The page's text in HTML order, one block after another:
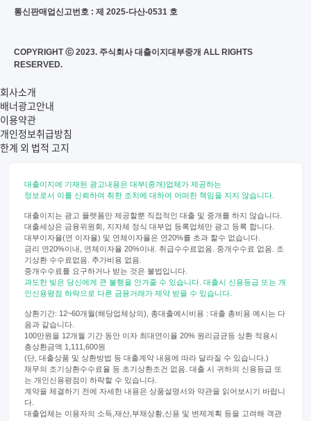
통신판매업신고번호 : 제 2025-다산-0531 호
COPYRIGHT ⓒ 2023. 주식회사 대출이지대부중개 ALL RIGHTS
RESERVED.
회사소개
배너광고안내
이용약관
개인정보취급방침
한계 외 법적 고지
대출이지에 기재된 광고내용은 대부(중개)업체가 제공하는
정보로서 이를 신뢰하여 취한 조치에 대하여 어떠한 책임을 지지 않습니다.
대출이지는 광고 플랫폼만 제공할뿐 직접적인 대출 및 중개를 하지 않습니다.
대출세상은 금융위원회, 지자체 정식 대부업 등록업체만 광고 등록 합니다.
대부이자율(연 이자율) 및 연체이자율은 연20%를 초과 할수 없습니다.
금리 연20%이내, 연체이자율 20%이내. 취급수수료없음. 중개수수료 없음. 조
기상환 수수료없음. 추가비용 없음.
중개수수료를 요구하거나 받는 것은 불법입니다.
과도한 빚은 당신에게 큰 불행을 안겨줄 수 있습니다. 대출시 신용등급 또는 개
인신용평점 하락으로 다른 금융거래가 제약 받을 수 있습니다.
상환기간: 12~60개월(해당업체상의), 총대출예시비용 : 대출 총비용 예시는 다
음과 같습니다.
100만원을 12개월 기간 동안 이자 최대연이율 20% 원리금균등 상환 적용시
총상환금액 1,111,600원
(단, 대출상품 및 상환방법 등 대출계약 내용에 따라 달라질 수 있습니다.)
채무의 조기상환수수료율 등 초기상환조건 없음. 대출 시 귀하의 신용등급 또
는 개인신용평점이 하락할 수 있습니다.
계약을 체결하기 전에 자세한 내용은 상품설명서와 약관을 읽어보시기 바랍니
다.
대출업체는 이용자의 소득,재산,부채상황,신용 및 변제계획 등을 고려해 객관